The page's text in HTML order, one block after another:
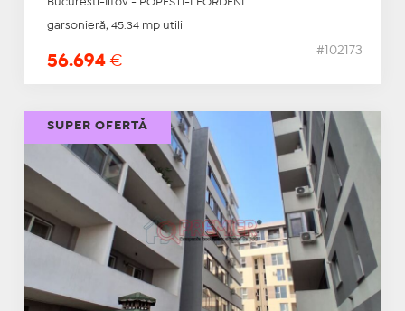
Bucuresti-Ilfov - POPESTI-LEORDENI
garsonieră, 45.34 mp utili
56.694 €
#102173
SUPER OFERTĂ